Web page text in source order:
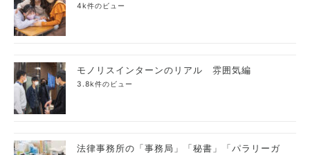
4k件のビュー
モノリスインターンのリアル 雰囲気編
3.8k件のビュー
法律事務所の「事務局」「秘書」「パラリーガ